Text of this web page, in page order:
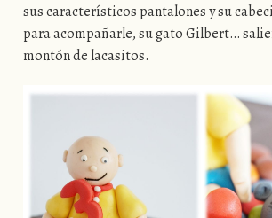
sus característicos pantalones y su
para acompañarle, su gato Gilbert…
montón de lacasitos.